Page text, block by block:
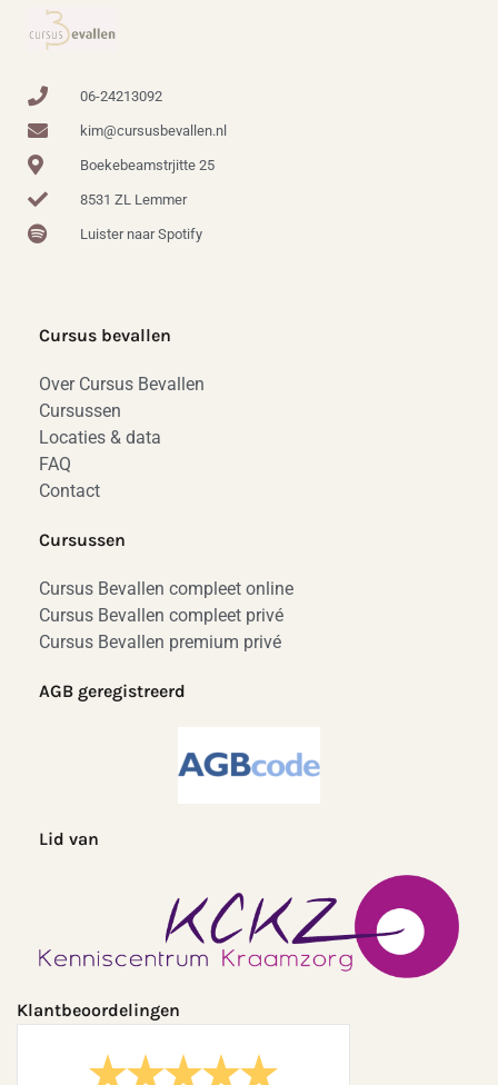
06-24213092
kim@cursusbevallen.nl
Boekebeamstrjitte 25
8531 ZL Lemmer
Luister naar Spotify
Cursus bevallen
Over Cursus Bevallen
Cursussen
Locaties & data
FAQ
Contact
Cursussen
Cursus Bevallen compleet online
Cursus Bevallen compleet privé
Cursus Bevallen premium privé
AGB geregistreerd
Lid van
Klantbeoordelingen